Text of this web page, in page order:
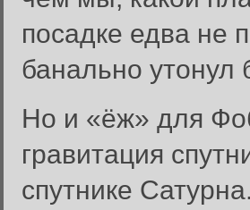
посадке едва не
банально утонул
Но и «ёж» для
гравитация
спутнике